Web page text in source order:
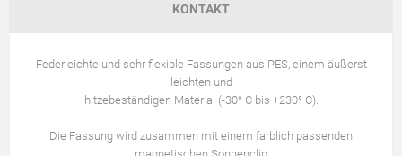
KONTAKT
Federleichte und sehr flexible Fassungen aus PES, einem äußerst
leichten und
hitzebeständigen Material (-30° C bis +230° C).
Die Fassung wird zusammen mit einem farblich passenden